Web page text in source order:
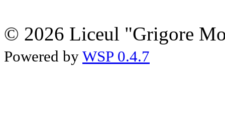
© 2026 Liceul "Grigore
Powered by WSP 0.4.7